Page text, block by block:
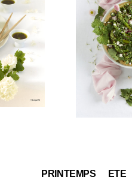
PRINTEMPS ETE